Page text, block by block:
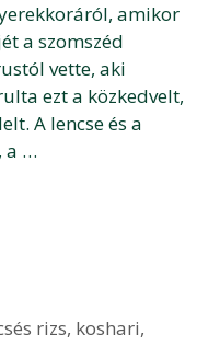
amikor
a szomszéd
vette, aki
ezt a közkedvelt,
A lencse és a
a …
rizs, koshari,